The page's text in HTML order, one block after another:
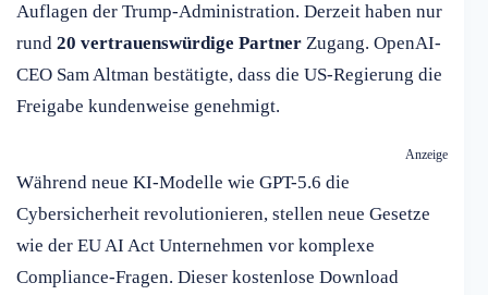
Auflagen der Trump-Administration. Derzeit haben nur
rund 20 vertrauenswürdige Partner Zugang. OpenAI-
CEO Sam Altman bestätigte, dass die US-Regierung die
Freigabe kundenweise genehmigt.
Anzeige
Während neue KI-Modelle wie GPT-5.6 die
Cybersicherheit revolutionieren, stellen neue Gesetze
wie der EU AI Act Unternehmen vor komplexe
Compliance-Fragen. Dieser kostenlose Download